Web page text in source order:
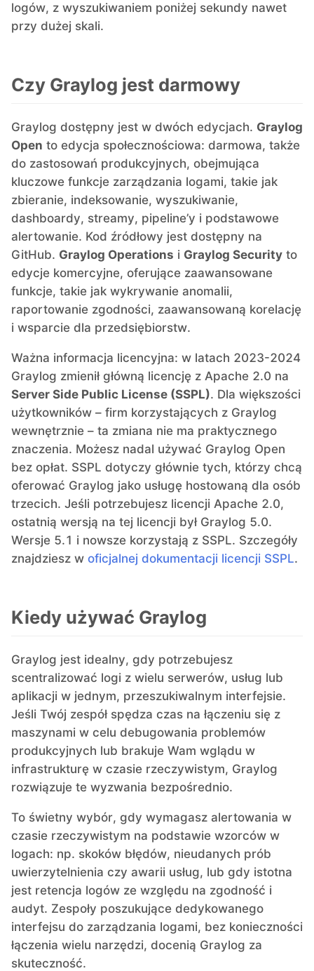
logów, z wyszukiwaniem poniżej sekundy nawet
przy dużej skali.
Czy Graylog jest darmowy
Graylog dostępny jest w dwóch edycjach. Graylog
Open to edycja społecznościowa: darmowa, także
do zastosowań produkcyjnych, obejmująca
kluczowe funkcje zarządzania logami, takie jak
zbieranie, indeksowanie, wyszukiwanie,
dashboardy, streamy, pipeline’y i podstawowe
alertowanie. Kod źródłowy jest dostępny na
GitHub. Graylog Operations i Graylog Security to
edycje komercyjne, oferujące zaawansowane
funkcje, takie jak wykrywanie anomalii,
raportowanie zgodności, zaawansowaną korelację
i wsparcie dla przedsiębiorstw.
Ważna informacja licencyjna: w latach 2023-2024
Graylog zmienił główną licencję z Apache 2.0 na
Server Side Public License (SSPL). Dla większości
użytkowników – firm korzystających z Graylog
wewnętrznie – ta zmiana nie ma praktycznego
znaczenia. Możesz nadal używać Graylog Open
bez opłat. SSPL dotyczy głównie tych, którzy chcą
oferować Graylog jako usługę hostowaną dla osób
trzecich. Jeśli potrzebujesz licencji Apache 2.0,
ostatnią wersją na tej licencji był Graylog 5.0.
Wersje 5.1 i nowsze korzystają z SSPL. Szczegóły
znajdziesz w oficjalnej dokumentacji licencji SSPL.
Kiedy używać Graylog
Graylog jest idealny, gdy potrzebujesz
scentralizować logi z wielu serwerów, usług lub
aplikacji w jednym, przeszukiwalnym interfejsie.
Jeśli Twój zespół spędza czas na łączeniu się z
maszynami w celu debugowania problemów
produkcyjnych lub brakuje Wam wglądu w
infrastrukturę w czasie rzeczywistym, Graylog
rozwiązuje te wyzwania bezpośrednio.
To świetny wybór, gdy wymagasz alertowania w
czasie rzeczywistym na podstawie wzorców w
logach: np. skoków błędów, nieudanych prób
uwierzytelnienia czy awarii usług, lub gdy istotna
jest retencja logów ze względu na zgodność i
audyt. Zespoły poszukujące dedykowanego
interfejsu do zarządzania logami, bez konieczności
łączenia wielu narzędzi, docenią Graylog za
skuteczność.